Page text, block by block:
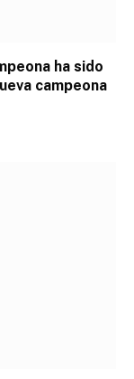
ha sido
campeona